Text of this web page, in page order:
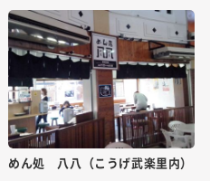
めん処 八八（こうげ武楽里内）